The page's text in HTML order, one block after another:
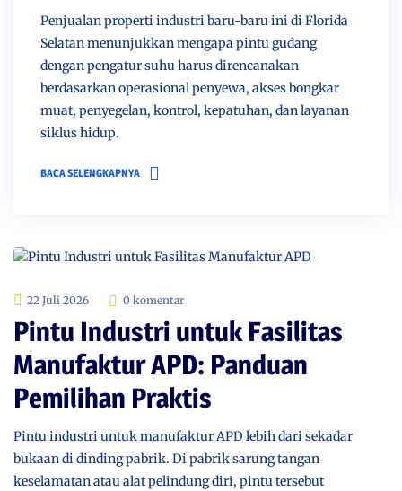
Penjualan properti industri baru-baru ini di Florida
Selatan menunjukkan mengapa pintu gudang
dengan pengatur suhu harus direncanakan
berdasarkan operasional penyewa, akses bongkar
muat, penyegelan, kontrol, kepatuhan, dan layanan
siklus hidup.
BACA SELENGKAPNYA
22 Juli 2026 0 komentar
Pintu Industri untuk Fasilitas
Manufaktur APD: Panduan
Pemilihan Praktis
Pintu industri untuk manufaktur APD lebih dari sekadar
bukaan di dinding pabrik. Di pabrik sarung tangan
keselamatan atau alat pelindung diri, pintu tersebut